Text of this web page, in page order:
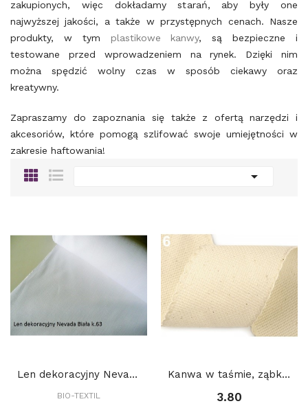
zakupionych, więc dokładamy starań, aby były one
najwyższej jakości, a także w przystępnych cenach. Nasze
produkty, w tym plastikowe kanwy, są bezpieczne i
testowane przed wprowadzeniem na rynek. Dzięki nim
można spędzić wolny czas w sposób ciekawy oraz
kreatywny.
Zapraszamy do zapoznania się także z ofertąnarzędzi i
akcesoriów, które pomogą szlifować swoje umiejętności w
zakresie haftowania!

Len dekoracyjny Nevada Biały k.63
BIO-TEXTIL
Kanwa w taśmie, ząbkowana, szerokość 7 cm: Ecru
3.80